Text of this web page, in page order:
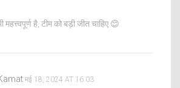
है, टीम को बड़ी जीत चाहिए 😊
मई 18, 2024 AT 16:03